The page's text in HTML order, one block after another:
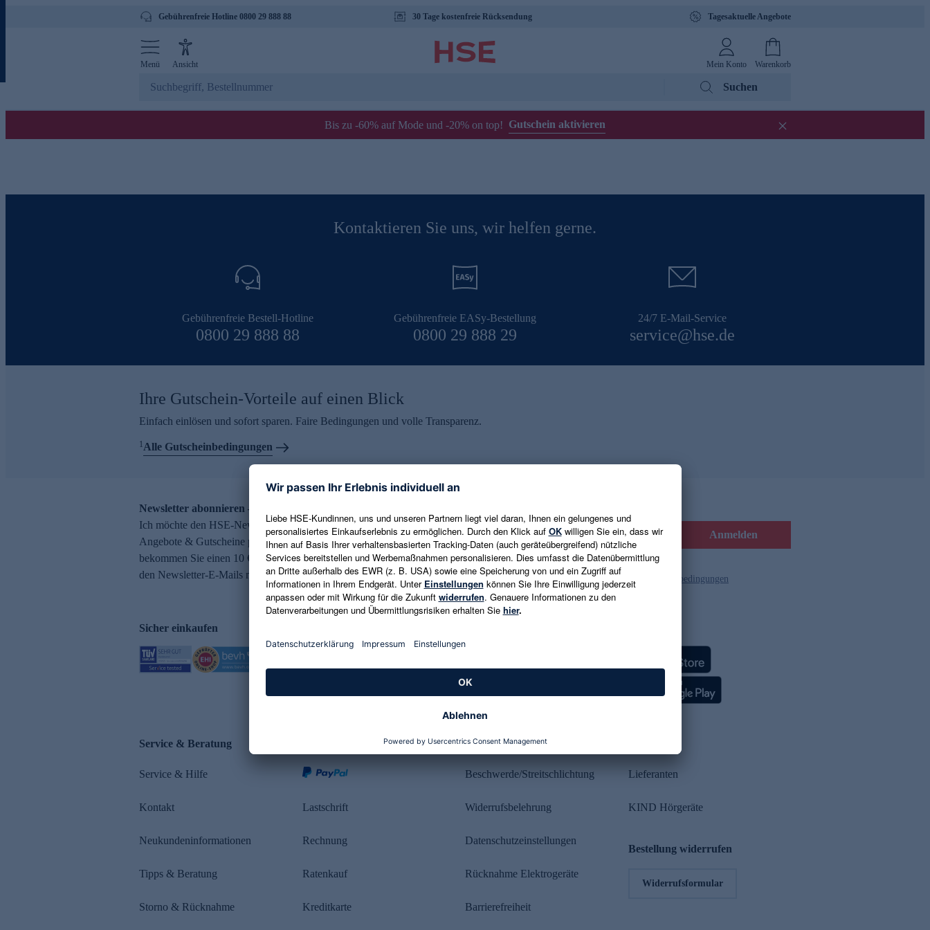
Gebührenfreie Hotline 0800 29 888 88 30 Tage kostenfreie Rücksendung Tagesaktuelle Angebote
Menü Ansicht Mein Konto Warenkorb
Suchen
Bis zu -60% auf Mode und -20% on top! Gutschein aktivieren
Kontaktieren Sie uns, wir helfen gerne.
Gebührenfreie Bestell-Hotline
0800 29 888 88
Gebührenfreie EASy-Bestellung
0800 29 888 29
24/7 E-Mail-Service
service@hse.de
Ihre Gutschein-Vorteile auf einen Blick
Einfach einlösen und sofort sparen. Faire Bedingungen und volle Transparenz.
1Alle Gutscheinbedingungen
Newsletter abonnieren – 10 € Gutschein erhalten
Ich möchte den HSE-Newsletter abonnieren und aktuelle Trends,
Angebote & Gutscheine per E-Mail erhalten. Als Dankeschön
bekommen Sie einen 10 € Gutschein. Eine Abmeldung ist jederzeit in
den Newsletter-E-Mails möglich.
E-Mail-Adresse eingeben Anmelden
Es gelten die Datenschutzrichtlinien und die Gutscheinbedingungen
Sicher einkaufen
Service & Beratung
Service & Hilfe
Kontakt
Neukundeninformationen
Tipps & Beratung
Storno & Rücknahme
Lastschrift
Rechnung
Ratenkauf
Kreditkarte
Rechtliches
Beschwerde/Streitschlichtung
Widerrufsbelehrung
Datenschutzeinstellungen
Rücknahme Elektrogeräte
Barrierefreiheit
Lieferanten
KIND Hörgeräte
Bestellung widerrufen
Widerrufsformular